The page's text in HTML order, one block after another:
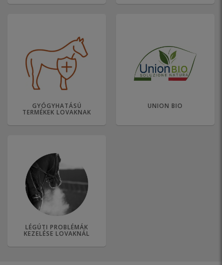
GYÓGYHATÁSÚ
TERMÉKEK LOVAKNAK
UNION BIO
LÉGÚTI PROBLÉMÁK
KEZELÉSE LOVAKNÁL